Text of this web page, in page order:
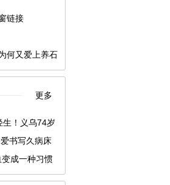
链接
何又爱上养石
更多
生！义乌74岁
书写久病床
成一种习惯